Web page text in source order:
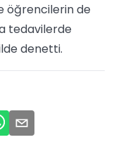
öğrencilerin de
tedavilerde
denetti.